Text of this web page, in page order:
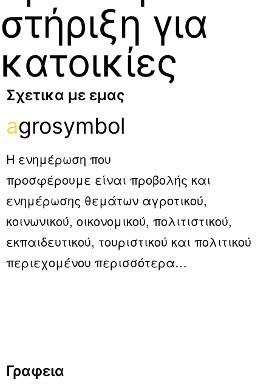
στήριξη για
κατοικίες
Σχετικα με εμας
agrosymbol
Η ενημέρωση που
προσφέρουμε είναι προβολής και
ενημέρωσης θεμάτων αγροτικού,
κοινωνικού, οικονομικού, πολιτιστικού,
εκπαιδευτικού, τουριστικού και πολιτικού
περιεχομένου περισσότερα…
Γραφεια